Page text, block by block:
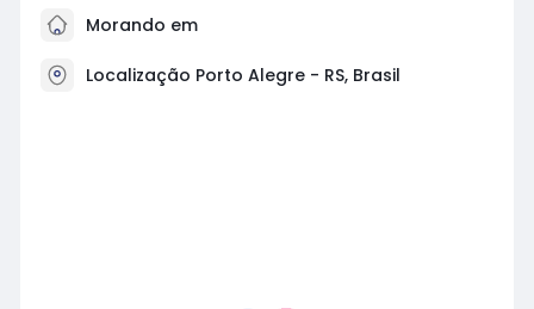
Morando em
Localização Porto Alegre - RS, Brasil